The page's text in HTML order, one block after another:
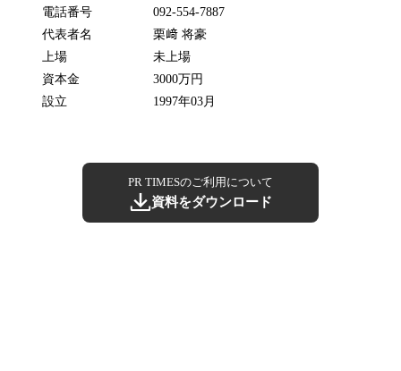
電話番号
092-554-7887
代表者名
栗﨑 将豪
上場
未上場
資本金
3000万円
設立
1997年03月
PR TIMESのご利用について
資料をダウンロード